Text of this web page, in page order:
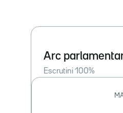
Arc
Escrutini 100%